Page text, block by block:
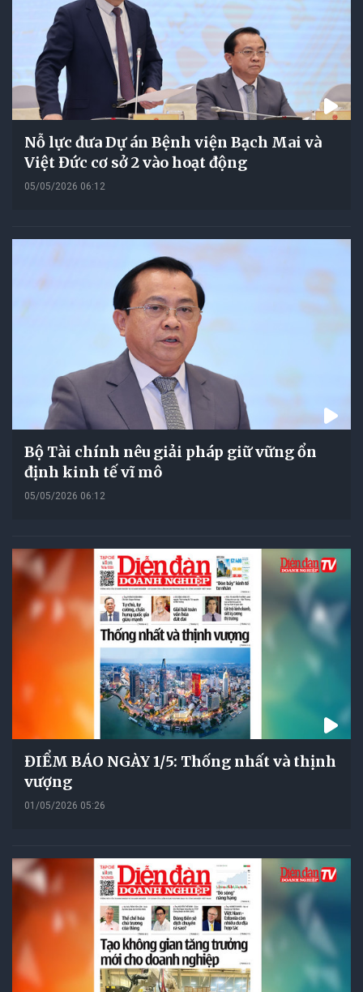
Nỗ lực đưa Dự án Bệnh viện Bạch Mai và
Việt Đức cơ sở 2 vào hoạt động
05/05/2026 06:12
Bộ Tài chính nêu giải pháp giữ vững ổn
định kinh tế vĩ mô
05/05/2026 06:12
ĐIỂM BÁO NGÀY 1/5: Thống nhất và thịnh
vượng
01/05/2026 05:26